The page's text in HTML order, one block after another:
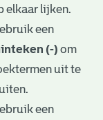
elkaar lijken.
een
(-) om
uit te
een